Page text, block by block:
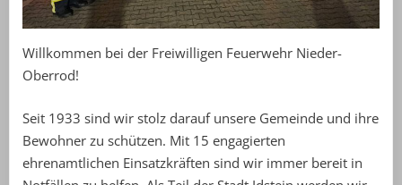
Willkommen bei der Freiwilligen Feuerwehr Nieder-
Oberrod!
Seit 1933 sind wir stolz darauf unsere Gemeinde und ihre
Bewohner zu schützen. Mit 15 engagierten
ehrenamtlichen Einsatzkräften sind wir immer bereit in